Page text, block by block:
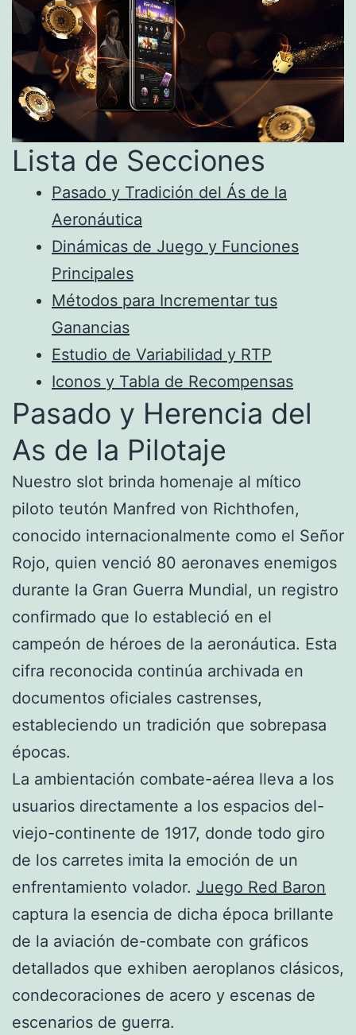
Lista de Secciones
Pasado y Tradición del Ás de la
Aeronáutica
Dinámicas de Juego y Funciones
Principales
Métodos para Incrementar tus
Ganancias
Estudio de Variabilidad y RTP
Iconos y Tabla de Recompensas
Pasado y Herencia del
As de la Pilotaje
Nuestro slot brinda homenaje al mítico
piloto teutón Manfred von Richthofen,
conocido internacionalmente como el Señor
Rojo, quien venció 80 aeronaves enemigos
durante la Gran Guerra Mundial, un registro
confirmado que lo estableció en el
campeón de héroes de la aeronáutica. Esta
cifra reconocida continúa archivada en
documentos oficiales castrenses,
estableciendo un tradición que sobrepasa
épocas.
La ambientación combate-aérea lleva a los
usuarios directamente a los espacios del-
viejo-continente de 1917, donde todo giro
de los carretes imita la emoción de un
enfrentamiento volador. Juego Red Baron
captura la esencia de dicha época brillante
de la aviación de-combate con gráficos
detallados que exhiben aeroplanos clásicos,
condecoraciones de acero y escenas de
escenarios de guerra.